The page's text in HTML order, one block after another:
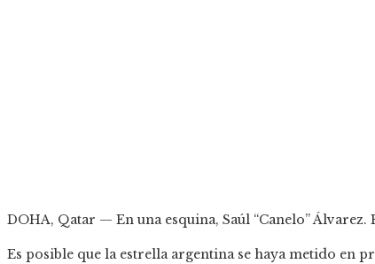
DOHA, Qatar — En una esquina, Saúl “Canelo”
Es posible que la estrella argentina se haya metido en